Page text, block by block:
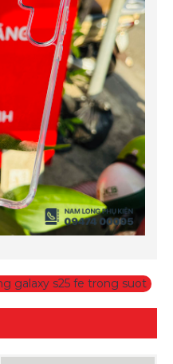
galaxy s25 fe trong suot